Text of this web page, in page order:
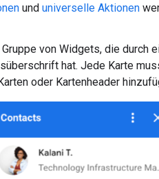
und universelle Aktionen
Gruppe von Widgets, die durch
hat. Jede Karte
oder Kartenheader